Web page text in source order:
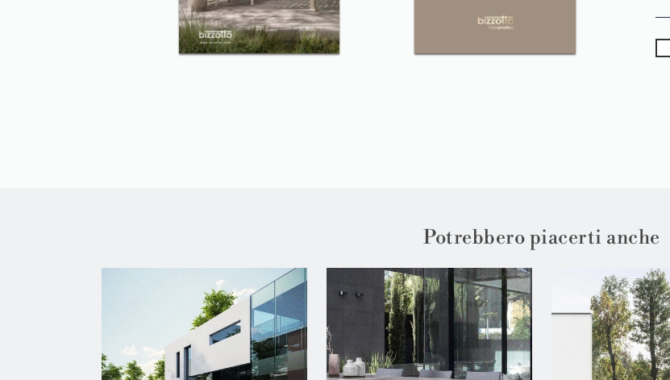
Potrebbero piacerti anche